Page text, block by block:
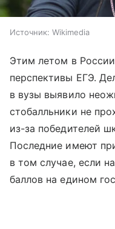
Источник: Wikimedia
Этим летом в
перспективы ЕГЭ.
в вузы выявило
стобалльники не
из-за победителей
Последние имеют
в том случае, если
баллов на едином